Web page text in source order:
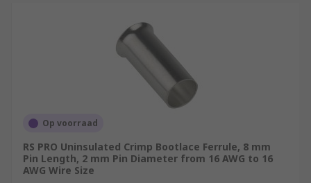
Op voorraad
RS PRO Uninsulated Crimp Bootlace Ferrule, 8 mm
Pin Length, 2 mm Pin Diameter from 16 AWG to 16
AWG Wire Size